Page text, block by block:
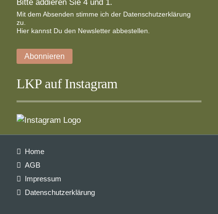
Mit dem Absenden stimme ich der Datenschutzerklärung
zu.
Hier kannst Du den Newsletter abbestellen.
Abonnieren
LKP auf Instagram
Navigation
Home
AGB
Impressum
Datenschutzerklärung